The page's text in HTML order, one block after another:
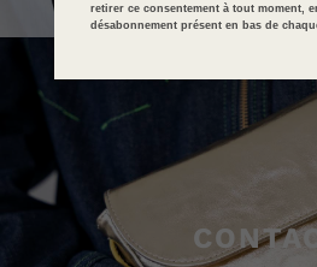
retirer ce consentement à tout moment,
désabonnement présent en bas de